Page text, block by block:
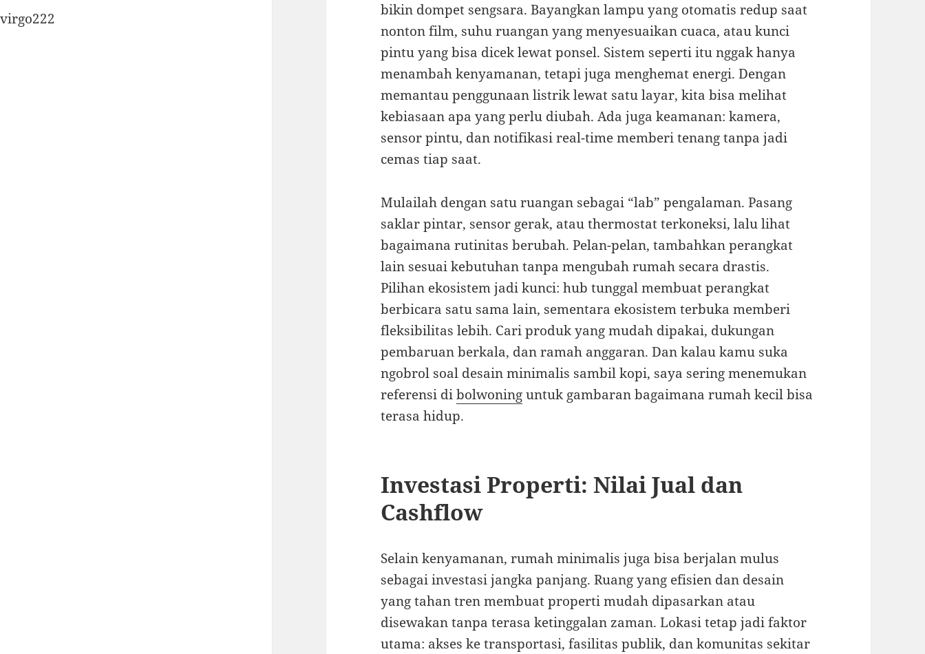
virgo222
bikin dompet sengsara. Bayangkan lampu yang otomatis redup saat
nonton film, suhu ruangan yang menyesuaikan cuaca, atau kunci
pintu yang bisa dicek lewat ponsel. Sistem seperti itu nggak hanya
menambah kenyamanan, tetapi juga menghemat energi. Dengan
memantau penggunaan listrik lewat satu layar, kita bisa melihat
kebiasaan apa yang perlu diubah. Ada juga keamanan: kamera,
sensor pintu, dan notifikasi real-time memberi tenang tanpa jadi
cemas tiap saat.
Mulailah dengan satu ruangan sebagai “lab” pengalaman. Pasang
saklar pintar, sensor gerak, atau thermostat terkoneksi, lalu lihat
bagaimana rutinitas berubah. Pelan-pelan, tambahkan perangkat
lain sesuai kebutuhan tanpa mengubah rumah secara drastis.
Pilihan ekosistem jadi kunci: hub tunggal membuat perangkat
berbicara satu sama lain, sementara ekosistem terbuka memberi
fleksibilitas lebih. Cari produk yang mudah dipakai, dukungan
pembaruan berkala, dan ramah anggaran. Dan kalau kamu suka
ngobrol soal desain minimalis sambil kopi, saya sering menemukan
referensi dibolwoninguntuk gambaran bagaimana rumah kecil bisa
terasa hidup.
Investasi Properti: Nilai Jual dan
Cashflow
Selain kenyamanan, rumah minimalis juga bisa berjalan mulus
sebagai investasi jangka panjang. Ruang yang efisien dan desain
yang tahan tren membuat properti mudah dipasarkan atau
disewakan tanpa terasa ketinggalan zaman. Lokasi tetap jadi faktor
utama: akses ke transportasi, fasilitas publik, dan komunitas sekitar